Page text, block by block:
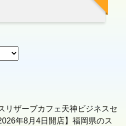
リザーブカフェ天神ビジネスセ
年8月4日開店】福岡県のス